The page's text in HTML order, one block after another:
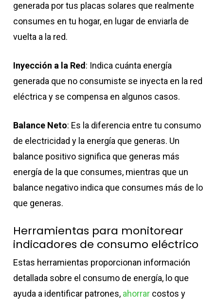
generada por tus placas solares que realmente
consumes en tu hogar, en lugar de enviarla de
vuelta a la red.
Inyección a la Red : Indica cuánta energía
generada que no consumiste se inyecta en la red
eléctrica y se compensa en algunos casos.
Balance Neto: Es la diferencia entre tu consumo
de electricidad y la energía que generas. Un
balance positivo significa que generas más
energía de la que consumes, mientras que un
balance negativo indica que consumes más de lo
que generas.
Herramientas para monitorear
indicadores de consumo eléctrico
Estas herramientas proporcionan información
detallada sobre el consumo de energía, lo que
ayuda a identificar patrones, ahorrarcostos y